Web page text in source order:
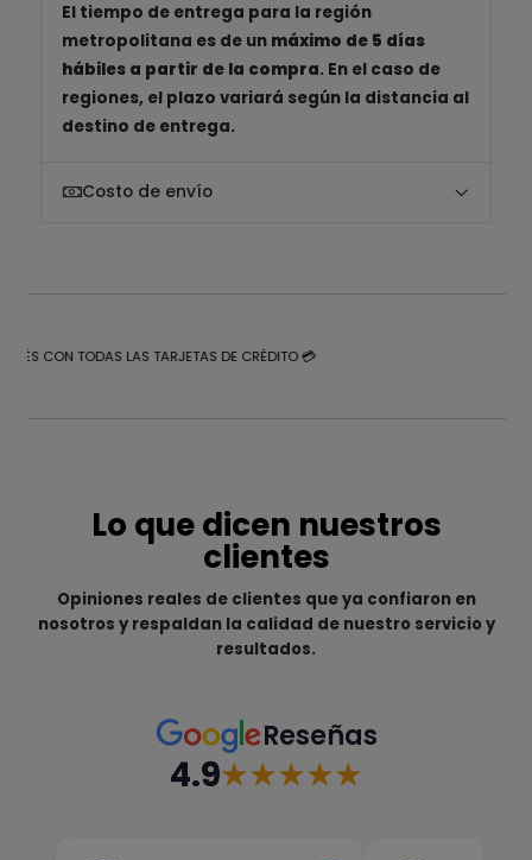
El tiempo de entrega para la región
metropolitana es de un máximo de 5 días
hábiles a partir de la compra. En el caso de
regiones, el plazo variará según la distancia al
destino de entrega.
Costo de envío
CON TODAS LAS TARJETAS DE CRÉDITO 💳
Lo que dicen nuestros
clientes
Opiniones reales de clientes que ya confiaron en
nosotros y respaldan la calidad de nuestro servicio y
resultados.
Reseñas
4.9★★★★★